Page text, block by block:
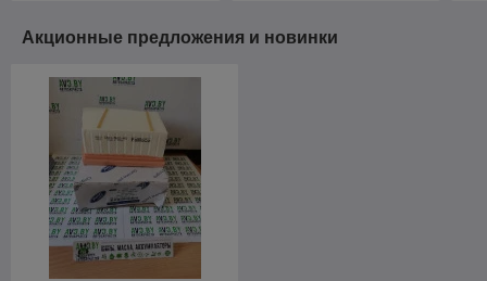
Акционные предложения и новинки